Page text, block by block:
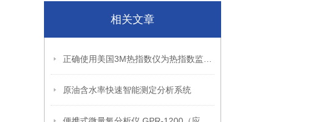
相关文章
原油含水率快速智能测定分析系统